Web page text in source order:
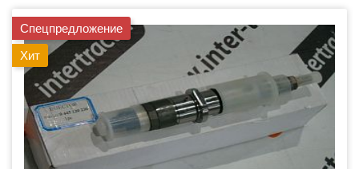
Спецпредложение
Хит